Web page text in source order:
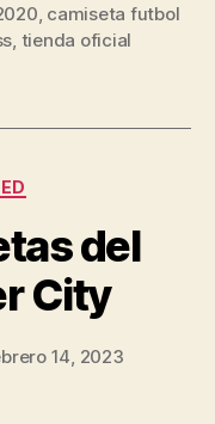
camiseta futbol
tienda oficial
del
City
14, 2023